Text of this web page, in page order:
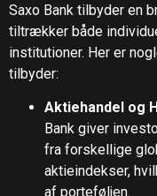
Saxo Bank tilbyder en
tiltrækker både
institutioner. Her er
tilbyder:
Aktiehandel og
Bank giver
fra forskellige
aktieindekser,
af porteføljen.